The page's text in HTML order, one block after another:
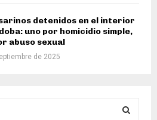
detenidos en el interior
uno por homicidio simple,
abuso sexual
de 2025